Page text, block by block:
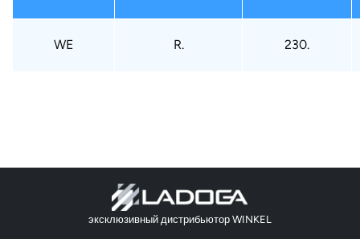
WE R. 230.
эксклюзивный дистрибьютор WINKEL